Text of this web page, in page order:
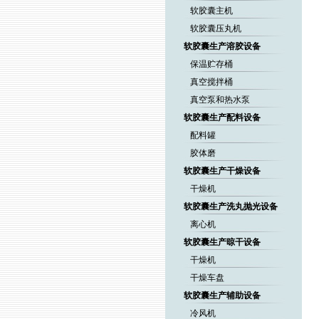
软胶囊主机
软胶囊压丸机
软胶囊生产溶胶设备
保温贮存桶
真空搅拌桶
真空泵和热水泵
软胶囊生产配料设备
配料罐
胶体磨
软胶囊生产干燥设备
干燥机
软胶囊生产洗丸抛光设备
离心机
软胶囊生产晾干设备
干燥机
干燥车盘
软胶囊生产辅助设备
冷风机